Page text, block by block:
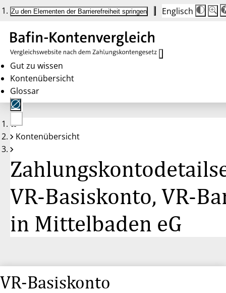
Zu den Elementen der Barrierefreiheit springen Englisch
Die
auf
100
100
Gut zu wissen
Kontenübersicht
Glossar
Keine
Konten
Kontenübersicht
VR-Basiskonto, VR-
in Mittelbaden eG
VR-Basiskonto